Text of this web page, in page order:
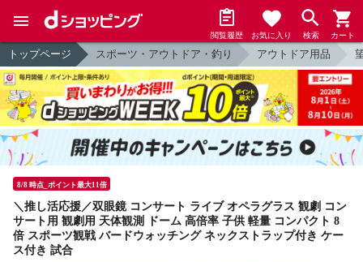
閲覧履歴 お気に入り 検索 カート
トップページ スポーツ・アウトドア・釣り アウトドア用品
8/8 時点_ポイント最大11倍
＼推し活応援／双眼鏡 コンサート ライブ オペラグラス 観劇 コン
サート用 観劇用 天体観測 ドーム 高倍率 子供 軽量 コンパクト 8
倍 スポーツ観戦 バードウォッチング ネックストラップ付き ケー
ス付き 試合